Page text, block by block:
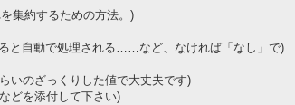
集約するための方法。)
と自動で処理される……など、なければ「なし」で)
いのざっくりした値で大丈夫です)
どを添付して下さい)